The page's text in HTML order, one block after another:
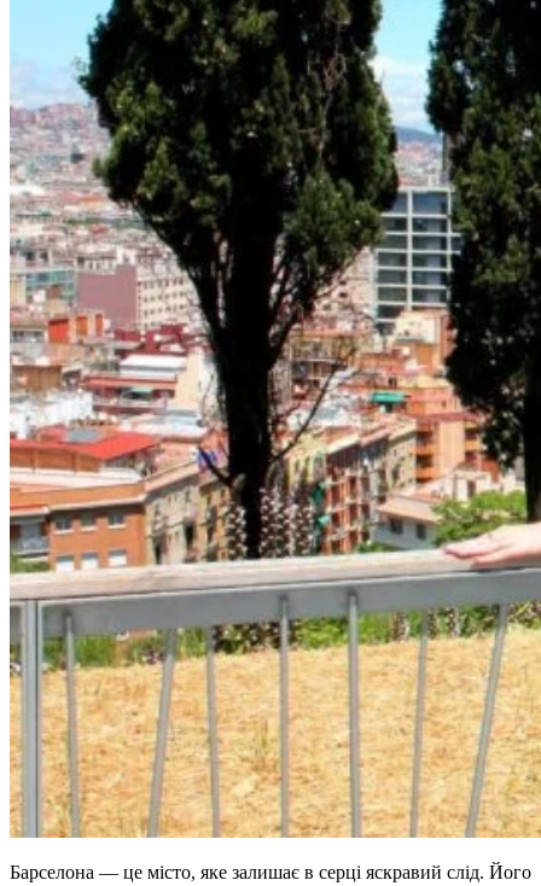
Барселона — це місто, яке залишає в серці яскравий слід. Його